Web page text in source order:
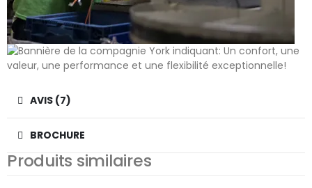
AVIS (7)
BROCHURE
Produits similaires